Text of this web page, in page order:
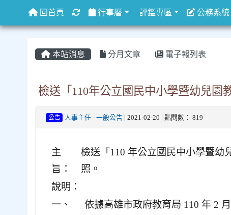
本站消息 分月文章 電子報列表
檢送「110年公立國民中小學暨幼兒園
公告 人事主任 -一般公告 | 2021-02-20 | 點閱數： 819
主
旨：
檢送「110 年公立國民中小學暨幼
照。
說明：
一、
依據高雄市政府教育局 110 年 2
回首頁 重新取得佈景設定
行事曆 評鑑專區 公務系統